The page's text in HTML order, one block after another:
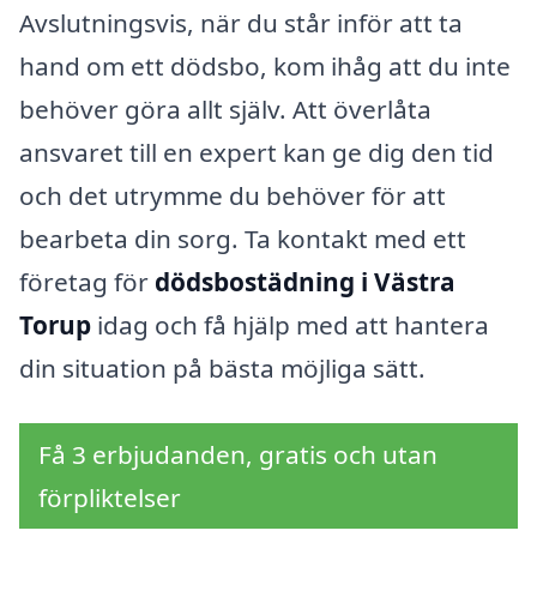
Avslutningsvis, när du står inför att ta
hand om ett dödsbo, kom ihåg att du inte
behöver göra allt själv. Att överlåta
ansvaret till en expert kan ge dig den tid
och det utrymme du behöver för att
bearbeta din sorg. Ta kontakt med ett
företag för dödsbostädning i Västra
Torup idag och få hjälp med att hantera
din situation på bästa möjliga sätt.
Få 3 erbjudanden, gratis och utan
förpliktelser